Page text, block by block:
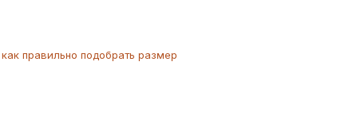
как правильно подобрать размер